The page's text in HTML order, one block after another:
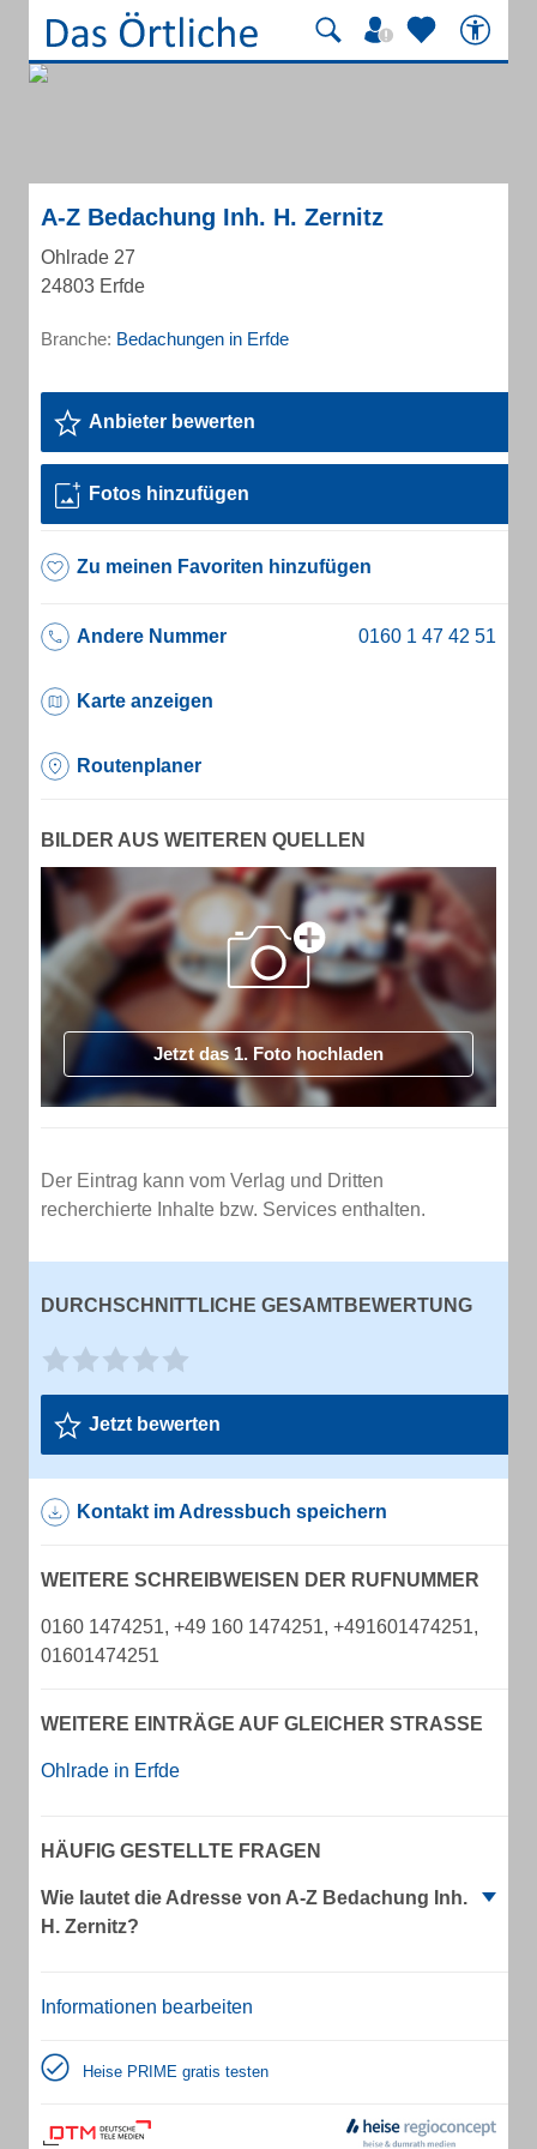
A-Z Bedachung Inh. H. Zernitz
Ohlrade 27
24803 Erfde
Branche: Bedachungen in Erfde
Anbieter bewerten
Fotos hinzufügen
Zu meinen Favoriten hinzufügen
Andere Nummer
Karte anzeigen
Routenplaner
BILDER AUS WEITEREN QUELLEN
Jetzt das 1. Foto hochladen
Der Eintrag kann vom Verlag und Dritten
recherchierte Inhalte bzw. Services enthalten.
DURCHSCHNITTLICHE GESAMTBEWERTUNG
Jetzt bewerten
Kontakt im Adressbuch speichern
WEITERE SCHREIBWEISEN DER RUFNUMMER
0160 1474251, +49 160 1474251, +491601474251,
01601474251
WEITERE EINTRÄGE AUF GLEICHER STRASSE
Ohlrade in Erfde
HÄUFIG GESTELLTE FRAGEN
Wie lautet die Adresse von A-Z Bedachung Inh.
H. Zernitz?
Informationen bearbeiten
Heise PRIME gratis testen